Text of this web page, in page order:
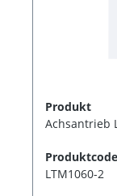
Produkt
Achsantrieb
Produktcode
LTM1060-2